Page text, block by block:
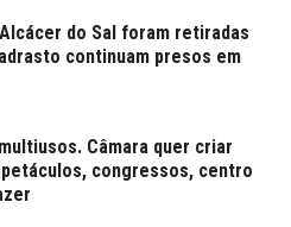
do Sal foram retiradas
continuam presos em
Câmara quer criar
congressos, centro